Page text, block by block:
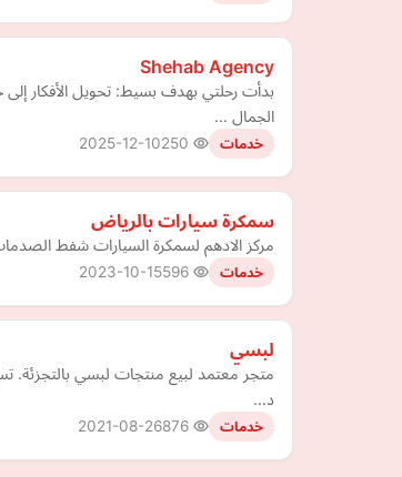
Shehab Agency
بدأت رحلتي بهدف بسيط: تحويل الأفكار
الجمال …
خدمات 2025-12-10
سمكرة سيارات بالرياض
مركز الادهم لسمكرة السيارات شفط
خدمات 2023-10-15
لبسي
متجر معتمد لبيع منتجات لبسي بالتجزئة.
د…
خدمات 2021-08-26